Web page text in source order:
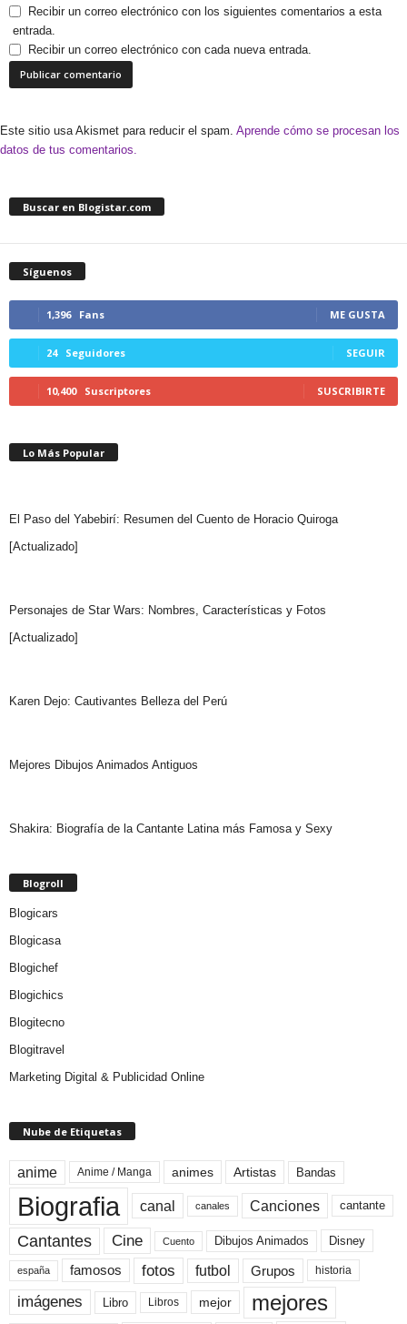
Recibir un correo electrónico con los siguientes comentarios a esta
entrada.
Recibir un correo electrónico con cada nueva entrada.
Este sitio usa Akismet para reducir el spam. Aprende cómo se procesan los
datos de tus comentarios.
Buscar en Blogistar.com
Síguenos
1,396 Fans ME GUSTA
24 Seguidores SEGUIR
10,400 Suscriptores SUSCRIBIRTE
Lo Más Popular
El Paso del Yabebirí: Resumen del Cuento de Horacio Quiroga
[Actualizado]
Personajes de Star Wars: Nombres, Características y Fotos
[Actualizado]
Karen Dejo: Cautivantes Belleza del Perú
Mejores Dibujos Animados Antiguos
Shakira: Biografía de la Cantante Latina más Famosa y Sexy
Blogroll
Blogicars
Blogicasa
Blogichef
Blogichics
Blogitecno
Blogitravel
Marketing Digital & Publicidad Online
Nube de Etiquetas
anime Anime / Manga animes Artistas Bandas
Biografia canal canales Canciones cantante
Cantantes Cine Cuento Dibujos Animados Disney
españa famosos fotos futbol Grupos historia
imágenes Libro Libros mejor mejores